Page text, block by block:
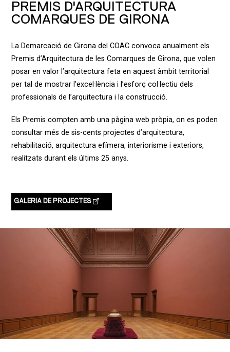
PREMIS D'ARQUITECTURA
COMARQUES DE GIRONA
La Demarcació de Girona del COAC convoca anualment els
Premis d’Arquitectura de les Comarques de Girona, que volen
posar en valor l’arquitectura feta en aquest àmbit territorial
per tal de mostrar l’excel·lència i l’esforç col·lectiu dels
professionals de l’arquitectura i la construcció.
Els Premis compten amb una pàgina web pròpia, on es poden
consultar més de sis-cents projectes d’arquitectura,
rehabilitació, arquitectura efímera, interiorisme i exteriors,
realitzats durant els últims 25 anys.
GALERIA DE PROJECTES